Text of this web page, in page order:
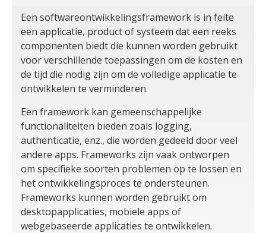
Een softwareontwikkelingsframework is in feite
een applicatie, product of systeem dat een reeks
componenten biedt die kunnen worden gebruikt
voor verschillende toepassingen om de kosten en
de tijd die nodig zijn om de volledige applicatie te
ontwikkelen te verminderen.
Een framework kan gemeenschappelijke
functionaliteiten bieden zoals logging,
authenticatie, enz., die worden gedeeld door veel
andere apps. Frameworks zijn vaak ontworpen
om specifieke soorten problemen op te lossen en
het ontwikkelingsproces te ondersteunen.
Frameworks kunnen worden gebruikt om
desktopapplicaties, mobiele apps of
webgebaseerde applicaties te ontwikkelen.